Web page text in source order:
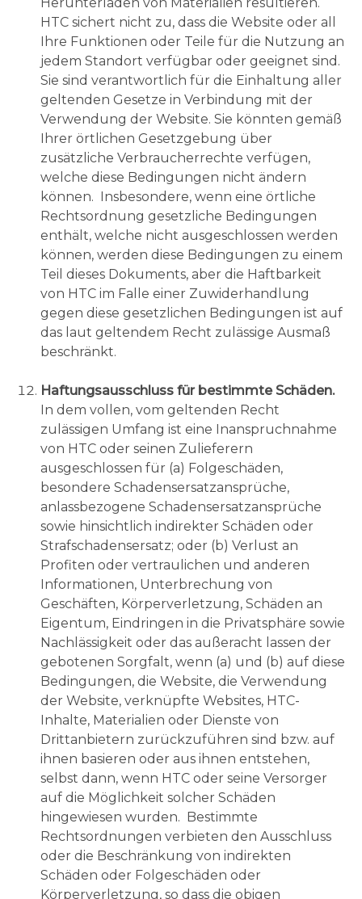
HTC sichert nicht zu, dass die Website oder all
Ihre Funktionen oder Teile für die Nutzung an
jedem Standort verfügbar oder geeignet sind.
Sie sind verantwortlich für die Einhaltung aller
geltenden Gesetze in Verbindung mit der
Verwendung der Website. Sie könnten gemäß
Ihrer örtlichen Gesetzgebung über
zusätzliche Verbraucherrechte verfügen,
welche diese Bedingungen nicht ändern
können. Insbesondere, wenn eine örtliche
Rechtsordnung gesetzliche Bedingungen
enthält, welche nicht ausgeschlossen werden
können, werden diese Bedingungen zu einem
Teil dieses Dokuments, aber die Haftbarkeit
von HTC im Falle einer Zuwiderhandlung
gegen diese gesetzlichen Bedingungen ist auf
das laut geltendem Recht zulässige Ausmaß
beschränkt.
Haftungsausschluss für bestimmte Schäden.
In dem vollen, vom geltenden Recht
zulässigen Umfang ist eine Inanspruchnahme
von HTC oder seinen Zulieferern
ausgeschlossen für (a) Folgeschäden,
besondere Schadensersatzansprüche,
anlassbezogene Schadensersatzansprüche
sowie hinsichtlich indirekter Schäden oder
Strafschadensersatz; oder (b) Verlust an
Profiten oder vertraulichen und anderen
Informationen, Unterbrechung von
Geschäften, Körperverletzung, Schäden an
Eigentum, Eindringen in die Privatsphäre sowie
Nachlässigkeit oder das außeracht lassen der
gebotenen Sorgfalt, wenn (a) und (b) auf diese
Bedingungen, die Website, die Verwendung
der Website, verknüpfte Websites, HTC-
Inhalte, Materialien oder Dienste von
Drittanbietern zurückzuführen sind bzw. auf
ihnen basieren oder aus ihnen entstehen,
selbst dann, wenn HTC oder seine Versorger
auf die Möglichkeit solcher Schäden
hingewiesen wurden. Bestimmte
Rechtsordnungen verbieten den Ausschluss
oder die Beschränkung von indirekten
Schäden oder Folgeschäden oder
Körperverletzung, so dass die obigen